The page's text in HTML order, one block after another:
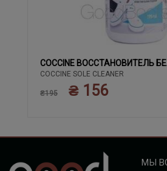
COCCINE ВОССТАНОВИТЕЛЬ
COCCINE SOLE CLEANER
₴195 ₴ 156
МЫ